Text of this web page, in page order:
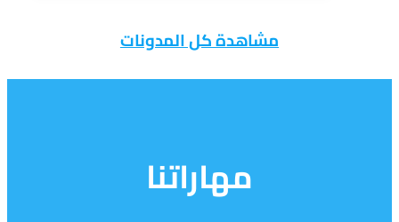
مشاهدة كل المدونات
مهاراتنا